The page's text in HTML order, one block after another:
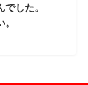
した。